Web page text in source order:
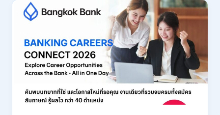
รับ
สมัคร
ปริญญา
ตรี
ทุก
สาขา
/
ไม่
ต้อง